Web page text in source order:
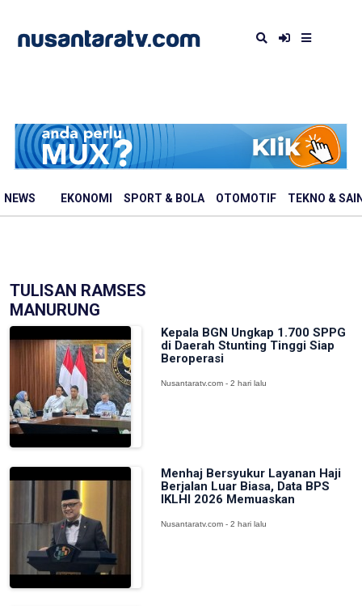
NEWS EKONOMI SPORT & BOLA OTOMOTIF TEKNO &
TULISAN RAMSES
MANURUNG
Kepala BGN Ungkap 1.700 SPPG
di Daerah Stunting Tinggi Siap
Beroperasi
Nusantaratv.com - 2 hari lalu
Menhaj Bersyukur Layanan Haji
Berjalan Luar Biasa, Data BPS
IKLHI 2026 Memuaskan
Nusantaratv.com - 2 hari lalu